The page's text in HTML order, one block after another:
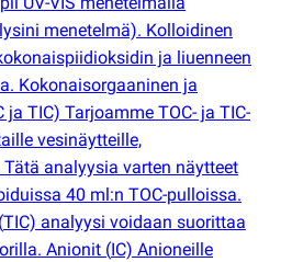
menetelmä). Kolloidinen
ja liuenneen
Kokonaisorgaaninen ja
ja TIC) Tarjoamme TOC- ja TIC-
vesinäytteille,
analyysia varten näytteet
40 ml:n TOC-pulloissa.
(TIC) analyysi voidaan suorittaa
Anionit (IC) Anioneille